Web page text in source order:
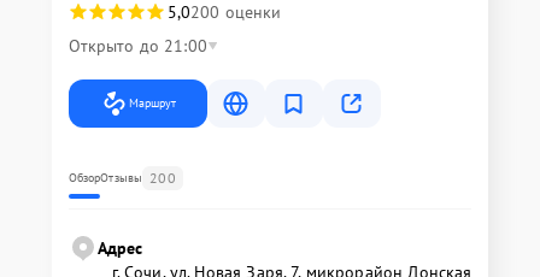
5,0200 оценки
Открыто до 21:00
Маршрут
ОбзорОтзывы 200
Адрес
г. Сочи, ул. Новая Заря, 7, микрорайон Донская